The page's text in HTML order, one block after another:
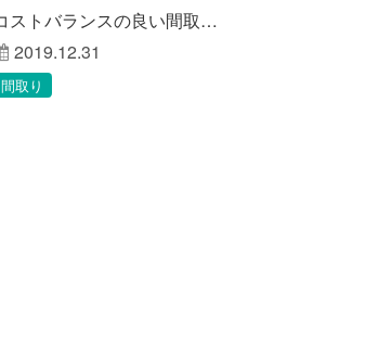
コストバランスの良い間取りの考え方
2019.12.31
間取り